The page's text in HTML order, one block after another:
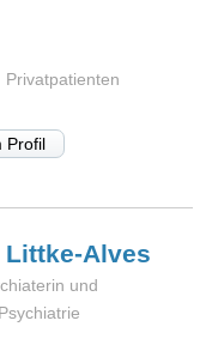
Privatpatienten
Profil
Littke-Alves
und